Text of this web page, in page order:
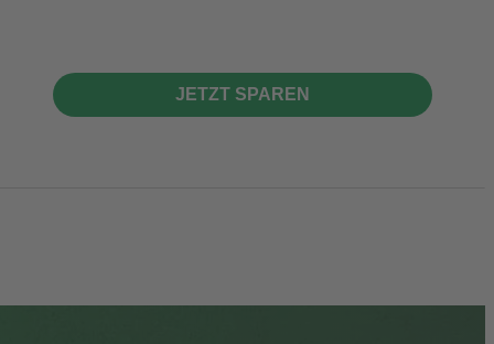
JETZT SPAREN